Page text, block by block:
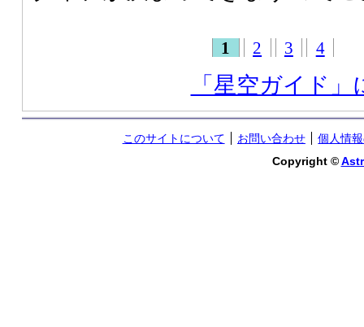
1 2 3 4
「星空ガイド」
このサイトについて お問い合わせ
個人情
Copyright ©